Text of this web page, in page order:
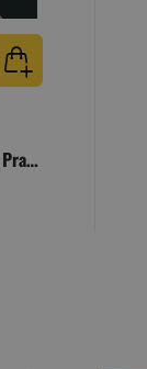
Myśl jak rzymski cesarz Praktykuj stoicyzm Marka Aureliusza